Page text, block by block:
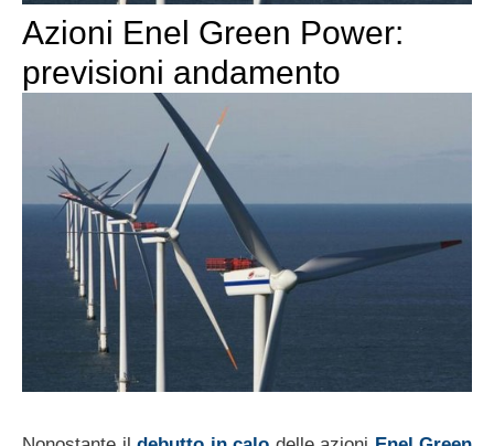
Azioni Enel Green Power:
previsioni andamento